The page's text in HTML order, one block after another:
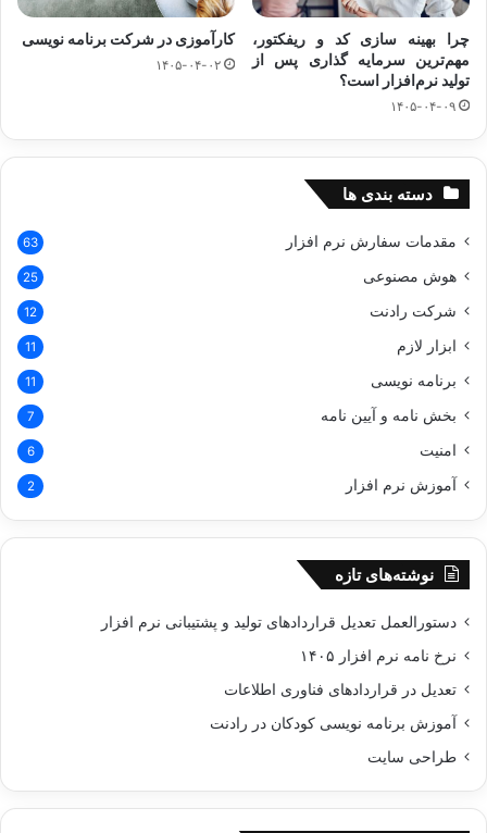
چرا بهینه‌ سازی کد و ریفکتور،
مهم‌ترین سرمایه‌ گذاری پس از
تولید نرم‌افزار است؟
۱۴۰۵-۰۴-۰۹
کارآموزی در شرکت برنامه نویسی
۱۴۰۵-۰۴-۰۲
دسته بندی ها
مقدمات سفارش نرم افزار 63
هوش مصنوعی 25
شرکت رادنت 12
ابزار لازم 11
برنامه نویسی 11
بخش نامه و آیین نامه 7
امنیت 6
آموزش نرم افزار 2
نوشته‌های تازه
دستورالعمل تعدیل قراردادهای تولید و پشتیبانی نرم‌ افزار
نرخ نامه نرم افزار ۱۴۰۵
تعدیل در قراردادهای فناوری اطلاعات
آموزش برنامه نویسی کودکان در رادنت
طراحی سایت